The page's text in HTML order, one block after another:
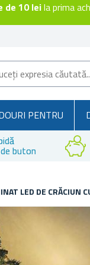
de 10 leila prima
PENTRU
buton
LED DE CRĂCIUN